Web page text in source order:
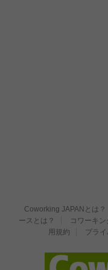
Coworking JAPANとは？
ースとは？
コワーキ
用規約
プラ